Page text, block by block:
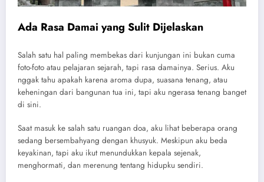
Ada Rasa Damai yang Sulit Dijelaskan
Salah satu hal paling membekas dari kunjungan ini bukan cuma
foto-foto atau pelajaran sejarah, tapi rasa damainya. Serius. Aku
nggak tahu apakah karena aroma dupa, suasana tenang, atau
keheningan dari bangunan tua ini, tapi aku ngerasa tenang banget
di sini.
Saat masuk ke salah satu ruangan doa, aku lihat beberapa orang
sedang bersembahyang dengan khusyuk. Meskipun aku beda
keyakinan, tapi aku ikut menundukkan kepala sejenak,
menghormati, dan merenung tentang hidupku sendiri.